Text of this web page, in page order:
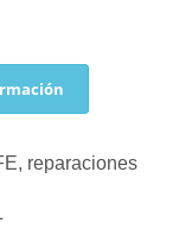
reparaciones